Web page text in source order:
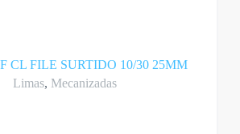
CL FILE SURTIDO 10/30 25MM
Limas, Mecanizadas